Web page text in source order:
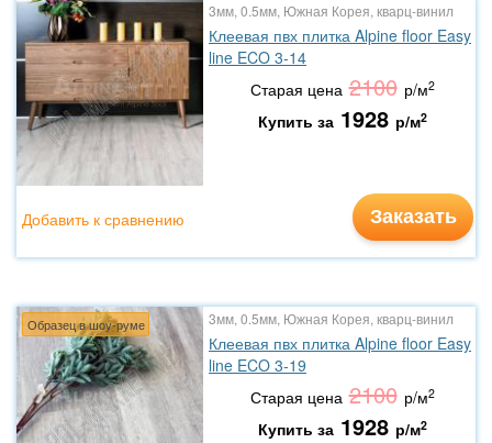
3мм, 0.5мм, Южная Корея, кварц-винил
Клеевая пвх плитка Alpine floor Easy
line ECO 3-14
Старая цена 2100 р/м2
Купить за 1928 р/м2
Заказать
Добавить к сравнению
Образец в шоу-руме 3мм, 0.5мм, Южная Корея, кварц-винил
Клеевая пвх плитка Alpine floor Easy
line ECO 3-19
Старая цена 2100 р/м2
Купить за 1928 р/м2